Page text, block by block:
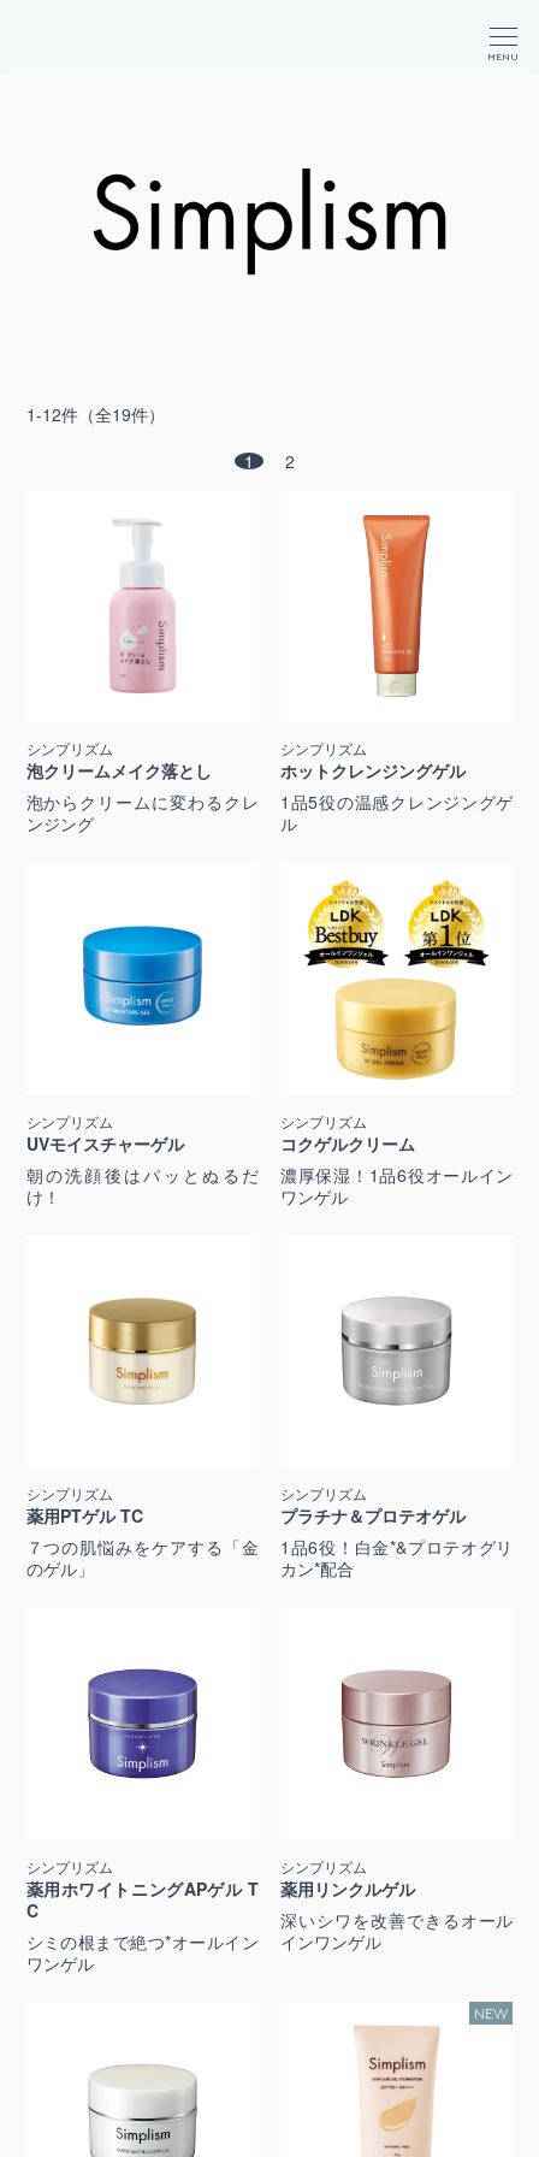
MENU
1-12件（全19件）
1
2
シンプリズム
泡クリームメイク落とし
泡からクリームに変わるクレ
ンジング
シンプリズム
ホットクレンジングゲル
1品5役の温感クレンジングゲ
ル
シンプリズム
UVモイスチャーゲル
朝の洗顔後はパッとぬるだ
け！
シンプリズム
コクゲルクリーム
濃厚保湿！1品6役オールイン
ワンゲル
シンプリズム
薬用PTゲル TC
７つの肌悩みをケアする「金
のゲル」
シンプリズム
プラチナ＆プロテオゲル
1品6役！白金*&プロテオグリ
カン*配合
シンプリズム
薬用ホワイトニングAPゲル T
C
シミの根まで絶つ*オールイン
ワンゲル
シンプリズム
薬用リンクルゲル
深いシワを改善できるオール
インワンゲル